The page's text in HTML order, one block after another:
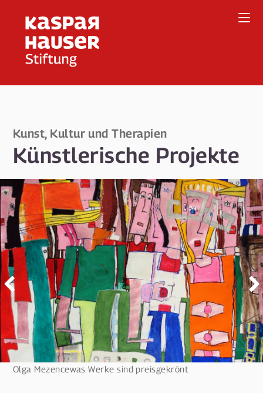
Kunst, Kultur und Therapien
Künstlerische Projekte
Olga Mezencewas Werke sind preisgekrönt